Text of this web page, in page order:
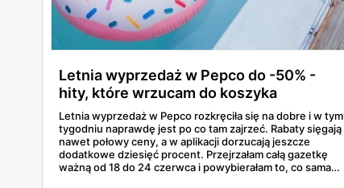
Letnia wyprzedaż w Pepco do -50% -
hity, które wrzucam do koszyka
Letnia wyprzedaż w Pepco rozkręciła się na dobre i w tym
tygodniu naprawdę jest po co tam zajrzeć. Rabaty sięgają
nawet połowy ceny, a w aplikacji dorzucają jeszcze
dodatkowe dziesięć procent. Przejrzałam całą gazetkę
ważną od 18 do 24 czerwca i powybierałam to, co sama